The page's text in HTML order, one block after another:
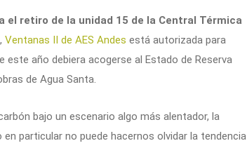
el retiro de la unidad 15 de la Central Térmica
Ventanas II de AES Andes está autorizada para
este año debiera acogerse al Estado de Reserva
de Agua Santa.
bajo un escenario algo más alentador, la
particular no puede hacernos olvidar la tendencia